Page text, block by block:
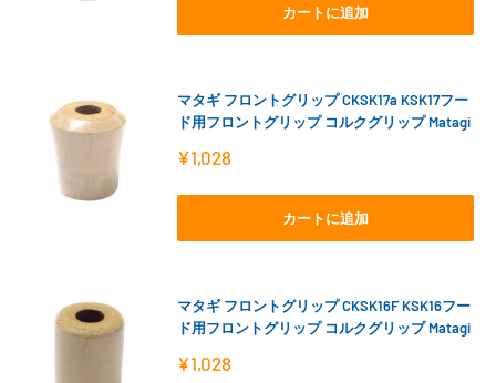
カートに追加
マタギ フロントグリップ CKSK17a KSK17フー
ド用フロントグリップ コルクグリップ Matagi
販
価
¥1,028
カートに追加
マタギ フロントグリップ CKSK16F KSK16フー
ド用フロントグリップ コルクグリップ Matagi
販
¥1,028